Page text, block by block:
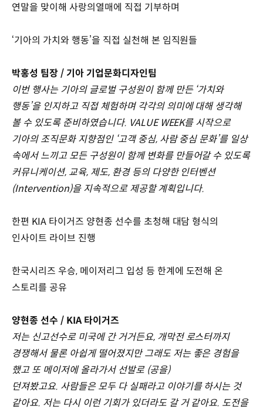
연말을 맞이해 사랑의열매에 직접 기부하며
‘기아의 가치와 행동’을 직접 실천해 본 임직원들
박홍성 팀장 / 기아 기업문화디자인팀
이번 행사는 기아의 글로벌 구성원이 함께 만든 ‘가치와
행동’을 인지하고 직접 체험하며 각각의 의미에 대해 생각해
볼 수 있도록 준비하였습니다. VALUE WEEK를 시작으로
기아의 조직문화 지향점인 ‘고객 중심, 사람 중심 문화’를 일상
속에서 느끼고 모든 구성원이 함께 변화를 만들어갈 수 있도록
커뮤니케이션, 교육, 제도, 환경 등의 다양한 인터벤션
(Intervention)을 지속적으로 제공할 계획입니다.
한편 KIA 타이거즈 양현종 선수를 초청해 대담 형식의
인사이트 라이브 진행
한국시리즈 우승, 메이저리그 입성 등 한계에 도전해 온
스토리를 공유
양현종 선수 / KIA 타이거즈
저는 신고선수로 미국에 간 거거든요, 개막전 로스터까지
경쟁해서 물론 아쉽게 떨어졌지만 그래도 저는 좋은 경험을
했고 또 메이저에 올라가서 선발로 (공을)
던져봤고요. 사람들은 모두 다 실패라고 이야기를 하시는 것
같아요. 저는 다시 이런 기회가 있더라도 갈 거 같아요. 도전을